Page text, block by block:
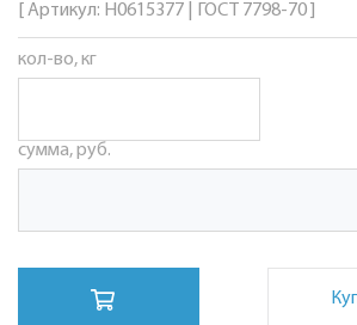
[ Артикул: Н0615377 | ГОСТ 7798-70 ]
кол-во, кг
сумма, руб.